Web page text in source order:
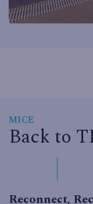
MICE
Back to
Reconnect,